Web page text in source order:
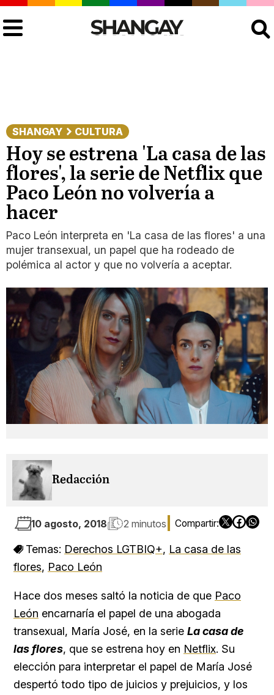
SHANGAY CULTURA
Hoy se estrena 'La casa de las
flores', la serie de Netflix que
Paco León no volvería a
hacer
Paco León interpreta en 'La casa de las flores' a una
mujer transexual, un papel que ha rodeado de
polémica al actor y que no volvería a aceptar.
Redacción
10 agosto, 2018 2 minutos
Temas: Derechos LGTBIQ+, La casa de las
flores, Paco León
Hace dos meses saltó la noticia de que Paco
León encarnaría el papel de una abogada
transexual, María José, en la serie La casa de
las flores, que se estrena hoy en Netflix. Su
elección para interpretar el papel de María José
despertó todo tipo de juicios y prejuicios, y los